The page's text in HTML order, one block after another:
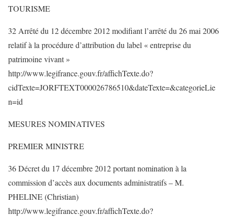
TOURISME
32 Arrêté du 12 décembre 2012 modifiant l’arrêté du 26 mai 2006
relatif à la procédure d’attribution du label « entreprise du
patrimoine vivant »
http://www.legifrance.gouv.fr/affichTexte.do?
cidTexte=JORFTEXT000026786510&dateTexte=&categorieLie
n=id
MESURES NOMINATIVES
PREMIER MINISTRE
36 Décret du 17 décembre 2012 portant nomination à la
commission d’accès aux documents administratifs – M.
PHELINE (Christian)
http://www.legifrance.gouv.fr/affichTexte.do?